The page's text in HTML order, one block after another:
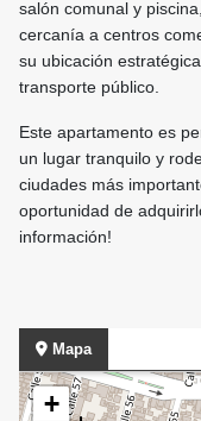
salón comunal y
cercanía a centros
su ubicación
transporte público.
Este apartamento es
un lugar tranquilo y
ciudades más
oportunidad de
información!
Mapa
+